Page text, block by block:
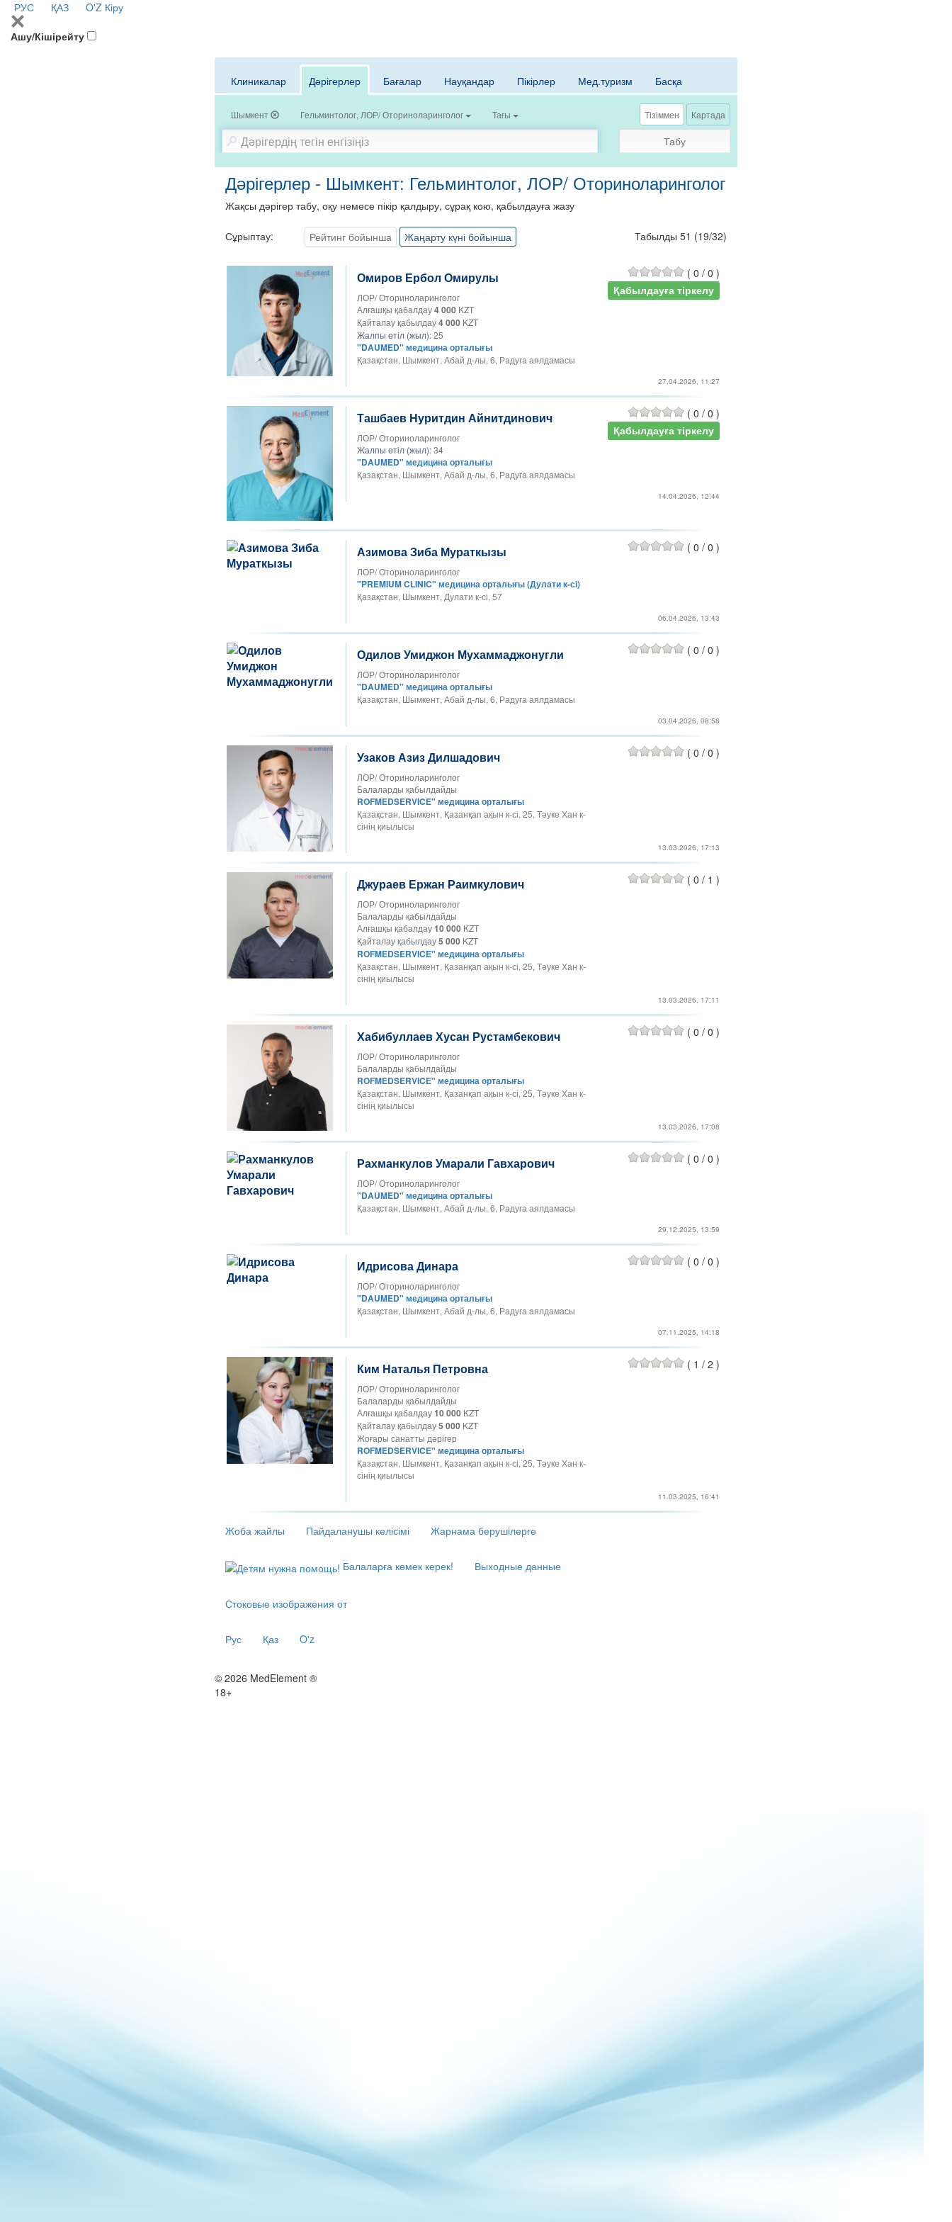
РУС ҚАЗ O'Z Кіру
Ашу/Кішірейту
Клиникалар Дәрігерлер Бағалар Науқандар Пікірлер Мед.туризм Басқа
Шымкент Гельминтолог, ЛОР/ Оториноларинголог Тағы Тізіммен Картада
Табу
Дәрігерлер - Шымкент: Гельминтолог, ЛОР/ Оториноларинголог
Жақсы дәрігер табу, оқу немесе пікір қалдыру, сұрақ кою, қабылдауға жазу
Сұрыптау: Рейтинг бойынша Жаңарту күні бойынша Табылды 51 (19/32)
Омиров Ербол Омирулы
ЛОР/ Оториноларинголог
Алғашқы қабалдау4 000KZT
Қайталау қабылдау4 000KZT
Жалпы өтіл (жыл):25
"DAUMED" медицина орталығы
Қазақстан, Шымкент, Абай д-лы, 6, Радуга аялдамасы
( 0 / 0 )
Қабылдауға тіркелу
27.04.2026, 11:27
Ташбаев Нуритдин Айнитдинович
ЛОР/ Оториноларинголог
Жалпы өтіл (жыл):34
"DAUMED" медицина орталығы
Қазақстан, Шымкент, Абай д-лы, 6, Радуга аялдамасы
( 0 / 0 )
Қабылдауға тіркелу
14.04.2026, 12:44
Азимова Зиба Мураткызы
ЛОР/ Оториноларинголог
"PREMIUM CLINIC" медицина орталығы (Дулати к-сі)
Қазақстан, Шымкент, Дулати к-сі, 57
( 0 / 0 )
06.04.2026, 13:43
Одилов Умиджон Мухаммаджонугли
ЛОР/ Оториноларинголог
"DAUMED" медицина орталығы
Қазақстан, Шымкент, Абай д-лы, 6, Радуга аялдамасы
( 0 / 0 )
03.04.2026, 08:58
Узаков Азиз Дилшадович
ЛОР/ Оториноларинголог
Балаларды қабылдайды
ROFMEDSERVICE" медицина орталығы
Қазақстан, Шымкент, Қазанқап ақын к-сі, 25, Тәуке Хан к-
сінің қиылысы
( 0 / 0 )
13.03.2026, 17:13
Джураев Ержан Раимкулович
ЛОР/ Оториноларинголог
Балаларды қабылдайды
Алғашқы қабалдау10 000KZT
Қайталау қабылдау5 000KZT
ROFMEDSERVICE" медицина орталығы
Қазақстан, Шымкент, Қазанқап ақын к-сі, 25, Тәуке Хан к-
сінің қиылысы
( 0 / 1 )
13.03.2026, 17:11
Хабибуллаев Хусан Рустамбекович
ЛОР/ Оториноларинголог
Балаларды қабылдайды
ROFMEDSERVICE" медицина орталығы
Қазақстан, Шымкент, Қазанқап ақын к-сі, 25, Тәуке Хан к-
сінің қиылысы
( 0 / 0 )
13.03.2026, 17:08
Рахманкулов Умарали Гавхарович
ЛОР/ Оториноларинголог
"DAUMED" медицина орталығы
Қазақстан, Шымкент, Абай д-лы, 6, Радуга аялдамасы
( 0 / 0 )
29.12.2025, 13:59
Идрисова Динара
ЛОР/ Оториноларинголог
"DAUMED" медицина орталығы
Қазақстан, Шымкент, Абай д-лы, 6, Радуга аялдамасы
( 0 / 0 )
07.11.2025, 14:18
Ким Наталья Петровна
ЛОР/ Оториноларинголог
Балаларды қабылдайды
Алғашқы қабалдау10 000KZT
Қайталау қабылдау5 000KZT
Жоғары санатты дәрігер
ROFMEDSERVICE" медицина орталығы
Қазақстан, Шымкент, Қазанқап ақын к-сі, 25, Тәуке Хан к-
сінің қиылысы
( 1 / 2 )
11.03.2025, 16:41
Жоба жайлы Пайдаланушы келісімі Жарнама берушілерге
Балаларға көмек керек! Выходные данные
Стоковые изображения от
Рус Қаз O'z
© 2026 MedElement ®
18+